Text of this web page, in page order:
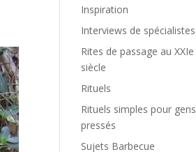
Inspiration
Interviews de spécialistes
Rites de passage au XXIe
siècle
Rituels
Rituels simples pour gens
pressés
Sujets Barbecue